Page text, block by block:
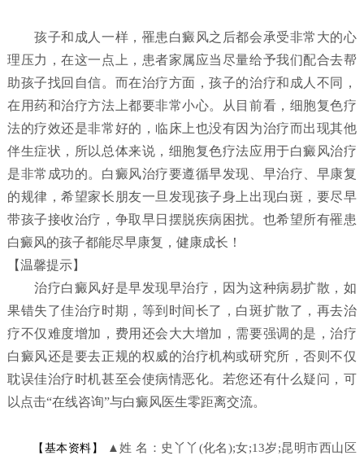
孩子和成人一样，罹患白癜风之后都会承受非常大的心
理压力，在这一点上，患者家属应当尽量给予我们配合去帮
助孩子找回自信。而在治疗方面，孩子的治疗和成人不同，
在用药和治疗方法上都要非常小心。从目前看，细胞复色疗
法的疗效还是非常好的，临床上也没有因为治疗而出现其他
伴生症状，所以总体来说，细胞复色疗法应用于白癜风治疗
是非常成功的。白癜风治疗要遵循早发现、早治疗、早康复
的规律，希望家长朋友一旦发现孩子身上出现白斑，要尽早
带孩子接收治疗，争取早日摆脱疾病困扰。也希望所有罹患
白癜风的孩子都能尽早康复，健康成长！
【温馨提示】
治疗白癜风好是早发现早治疗，因为这种病易扩散，如
果错失了佳治疗时期，等到时间长了，白斑扩散了，再去治
疗不仅难度增加，费用还会大大增加，需要强调的是，治疗
白癜风还是要去正规的权威的治疗机构或研究所，否则不仅
耽误佳治疗时机甚至会使病情恶化。若您还有什么疑问，可
以点击“在线咨询”与白癜风医生零距离交流。
【基本资料】 ▲姓 名：史丫丫(化名);女;13岁;昆明市西山区